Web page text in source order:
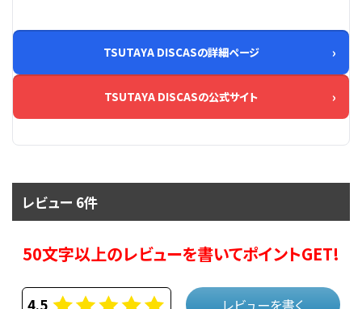
TSUTAYA DISCASの詳細ページ
TSUTAYA DISCASの公式サイト
レビュー 6件
50文字以上のレビューを書いてポイントGET!
4.5 レビューを書く